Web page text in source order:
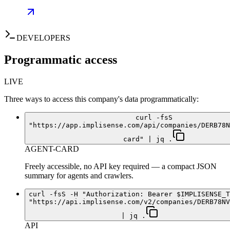
DEVELOPERS
Programmatic access
LIVE
Three ways to access this company's data programmatically:
curl -fsS
"https://app.implisense.com/api/companies/
card" | jq .
AGENT-CARD
Freely accessible, no API key required — a compact JSON
summary for agents and crawlers.
curl -fsS -H "Authorization: Bearer
"https://api.implisense.com/v2/companies/
| jq .
API